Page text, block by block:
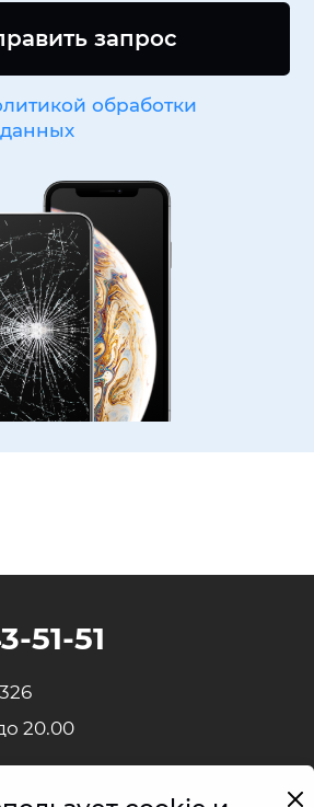
запрос
обработки
20.00
51-51